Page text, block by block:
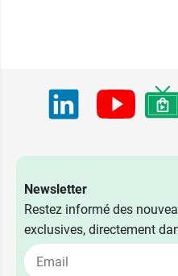
Newsletter
Restez informé des
exclusives, directement